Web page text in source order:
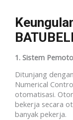
1. Sistem
Ditunjang
Numerical
otomatisasi.
bekerja secara
banyak pekerja.